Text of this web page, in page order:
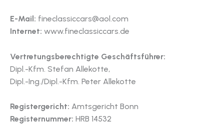
E-Mail: fineclassiccars@aol.com
Internet: www.fineclassiccars.de
Vertretungsberechtigte Geschäftsführer:
Dipl.-Kfm. Stefan Allekotte,
Dipl.-Ing./Dipl.-Kfm. Peter Allekotte
Registergericht: Amtsgericht Bonn
Registernummer: HRB 14532